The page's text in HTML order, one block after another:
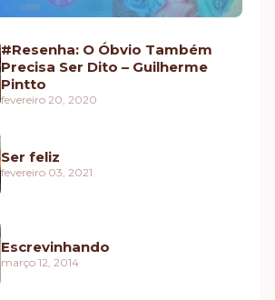
#Resenha: O Óbvio Também
Precisa Ser Dito – Guilherme
Pintto
fevereiro 20, 2020
Ser feliz
fevereiro 03, 2021
Escrevinhando
março 12, 2014